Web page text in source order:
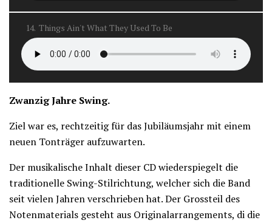
14. Things Ain't What They Used To Be
Zwanzig Jahre Swing.
Ziel war es, rechtzeitig für das Jubiläumsjahr mit einem
neuen Tonträger aufzuwarten.
Der musikalische Inhalt dieser CD wiederspiegelt die
traditionelle Swing-Stilrichtung, welcher sich die Band
seit vielen Jahren verschrieben hat. Der Grossteil des
Notenmaterials gesteht aus Originalarrangements, di die